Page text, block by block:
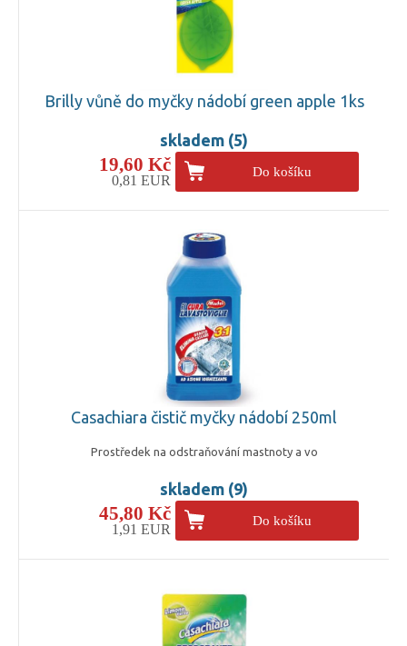
Brilly vůně do myčky nádobí green apple 1ks
skladem (5)
19,60 Kč
0,81 EUR
Do košíku
Casachiara čistič myčky nádobí 250ml
Prostředek na odstraňování mastnoty a vo
skladem (9)
45,80 Kč
1,91 EUR
Do košíku